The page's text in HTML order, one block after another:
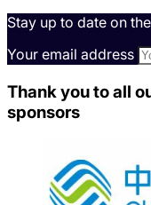
Stay up to date on
Your email address
Thank you to all
sponsors